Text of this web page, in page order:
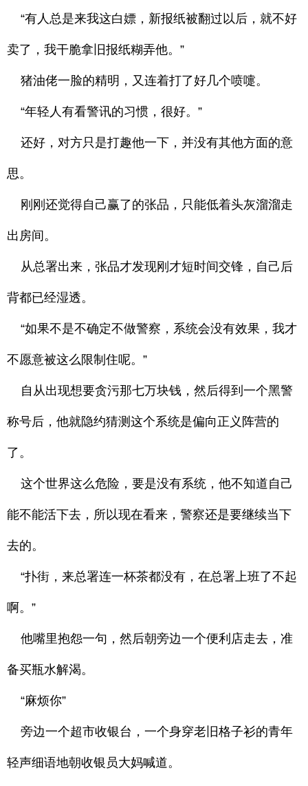
“有人总是来我这白嫖，新报纸被翻过以后，就不好
卖了，我干脆拿旧报纸糊弄他。”
猪油佬一脸的精明，又连着打了好几个喷嚏。
“年轻人有看警讯的习惯，很好。”
还好，对方只是打趣他一下，并没有其他方面的意
思。
刚刚还觉得自己赢了的张品，只能低着头灰溜溜走
出房间。
从总署出来，张品才发现刚才短时间交锋，自己后
背都已经湿透。
“如果不是不确定不做警察，系统会没有效果，我才
不愿意被这么限制住呢。”
自从出现想要贪污那七万块钱，然后得到一个黑警
称号后，他就隐约猜测这个系统是偏向正义阵营的
了。
这个世界这么危险，要是没有系统，他不知道自己
能不能活下去，所以现在看来，警察还是要继续当下
去的。
“扑街，来总署连一杯茶都没有，在总署上班了不起
啊。”
他嘴里抱怨一句，然后朝旁边一个便利店走去，准
备买瓶水解渴。
“麻烦你”
旁边一个超市收银台，一个身穿老旧格子衫的青年
轻声细语地朝收银员大妈喊道。